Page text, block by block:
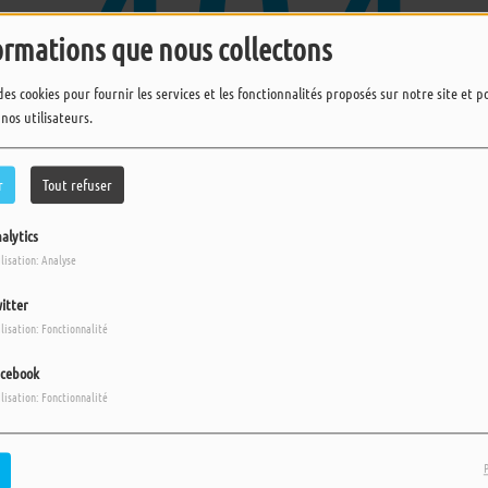
que nous collectons
cookies pour fournir les services et les fonctionnalités proposés sur notre site et
utilisateurs.
Tout refuser
Analyse
Fonctionnalité
Fonctionnalité
vous avez rencontré une
Il semble que la page que vous recherchez n’existe plus.